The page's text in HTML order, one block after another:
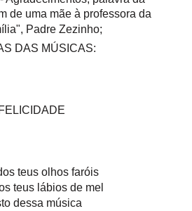
de uma mãe à professora da
Padre Zezinho;
DAS MÚSICAS:
FELICIDADE
teus olhos faróis
teus lábios de mel
dessa música